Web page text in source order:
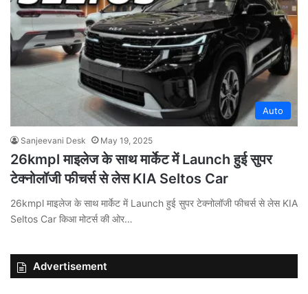
Auto
Sanjeevani Desk May 19, 2025
26kmpl माइलेज के साथ मार्केट में Launch हुई सुपर
टेक्नोलॉजी फीचर्स से लेस KIA Seltos Car
26kmpl माइलेज के साथ मार्केट में Launch हुई सुपर टेक्नोलॉजी फीचर्स से लेस KIA
Seltos Car किआ मोटर्स की ओर…
Advertisement